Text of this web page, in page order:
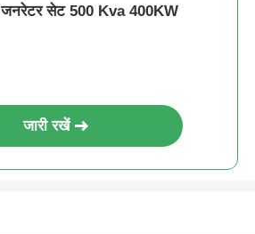
जनरेटर सेट 500 Kva 400KW
जारी रखें